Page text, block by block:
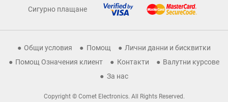
Сигурно плащане
Общи условия Помощ
Лични данни и бисквитки
Помощ Означения клиент
Контакти
Валутни курсове
За нас
Copyright © Comet Electronics. All Rights Reserved.